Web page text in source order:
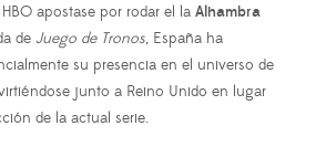
apostase por rodar el la Alhambra
de Juego de Tronos, España ha
su presencia en el universo de
junto a Reino Unido en lugar
de la actual serie.